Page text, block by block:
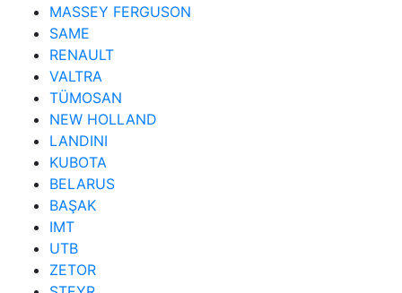
MASSEY FERGUSON
SAME
RENAULT
VALTRA
TÜMOSAN
NEW HOLLAND
LANDINI
KUBOTA
BELARUS
BAŞAK
IMT
UTB
ZETOR